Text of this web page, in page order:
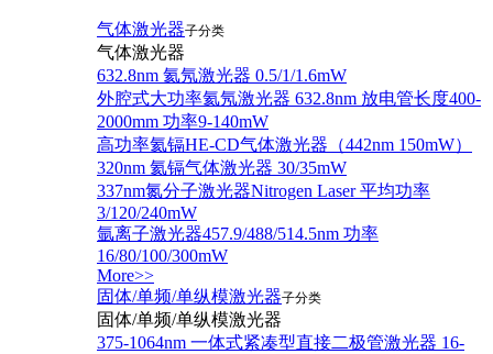
气体激光器子分类
气体激光器
632.8nm 氦氖激光器 0.5/1/1.6mW
外腔式大功率氦氖激光器 632.8nm 放电管长度400-
2000mm 功率9-140mW
高功率氦镉HE-CD气体激光器（442nm 150mW）
320nm 氦镉气体激光器 30/35mW
337nm氮分子激光器Nitrogen Laser 平均功率
3/120/240mW
氩离子激光器457.9/488/514.5nm 功率
16/80/100/300mW
More>>
固体/单频/单纵模激光器子分类
固体/单频/单纵模激光器
375-1064nm 一体式紧凑型直接二极管激光器 16-